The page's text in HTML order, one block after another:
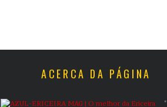
ACERCA DA PÁGINA